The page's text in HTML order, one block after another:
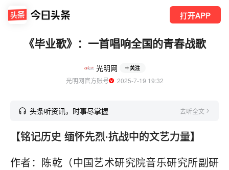
打开APP
《毕业歌》：一首唱响全国的青春战歌
光明网 关注
光明网官方账号
  2025-7-19 19:32
头条听资讯，时事尽掌握 去听全文
【铭记历史 缅怀先烈·抗战中的文艺力量】
作者：陈乾（中国艺术研究院音乐研究所副研